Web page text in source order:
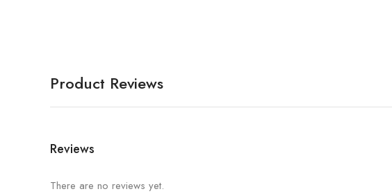
Product Reviews
Reviews
There are no reviews yet.